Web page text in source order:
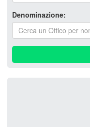
Denominazione: